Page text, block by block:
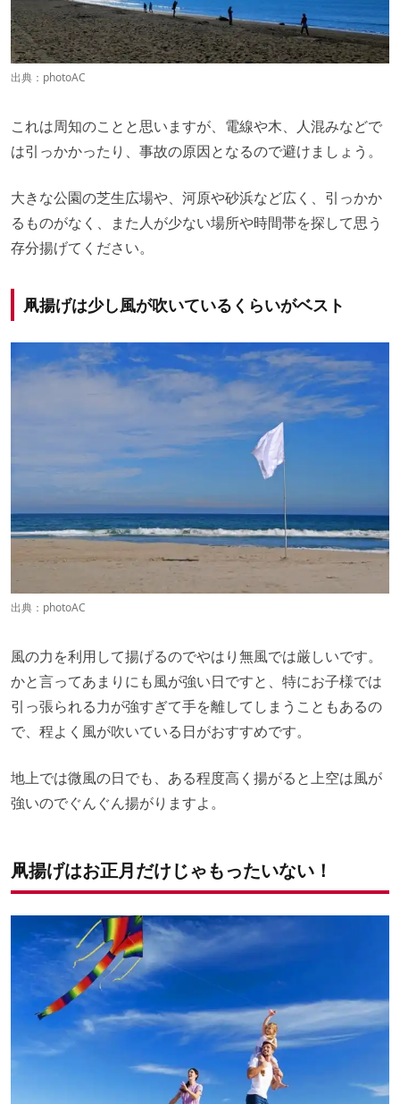
出典： photoAC
これは周知のことと思いますが、電線や木、人混みなどで
は引っかかったり、事故の原因となるので避けましょう。
大きな公園の芝生広場や、河原や砂浜など広く、引っかか
るものがなく、また人が少ない場所や時間帯を探して思う
存分揚げてください。
凧揚げは少し風が吹いているくらいがベスト
出典： photoAC
風の力を利用して揚げるのでやはり無風では厳しいです。
かと言ってあまりにも風が強い日ですと、特にお子様では
引っ張られる力が強すぎて手を離してしまうこともあるの
で、程よく風が吹いている日がおすすめです。
地上では微風の日でも、ある程度高く揚がると上空は風が
強いのでぐんぐん揚がりますよ。
凧揚げはお正月だけじゃもったいない！